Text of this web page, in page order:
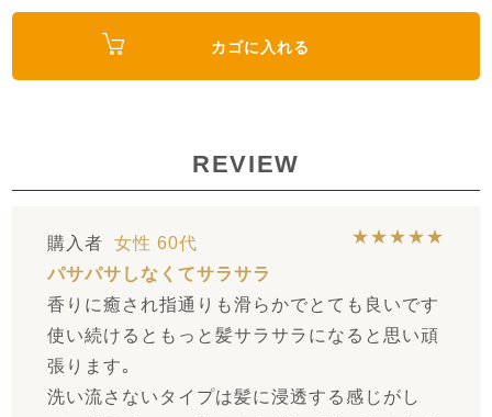
カゴに入れる
REVIEW
購入者 女性 60代
★★★★★
パサパサしなくてサラサラ
香りに癒され指通りも滑らかでとても良いです
使い続けるともっと髪サラサラになると思い頑
張ります｡
洗い流さないタイプは髪に浸透する感じがし